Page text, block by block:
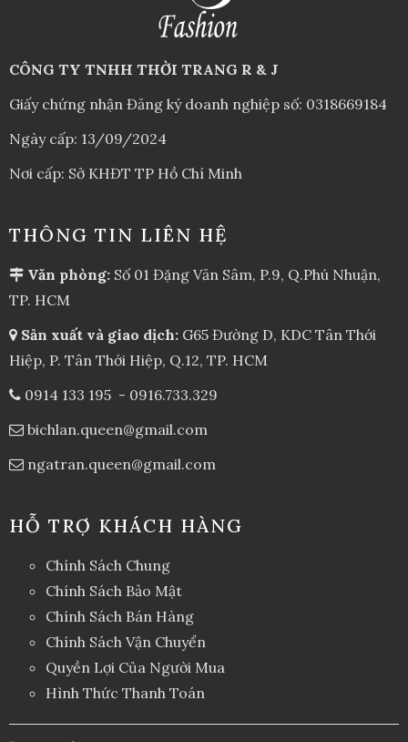
CÔNG TY TNHH THỜI TRANG R & J
Giấy chứng nhận Đăng ký doanh nghiệp số: 0318669184
Ngày cấp: 13/09/2024
Nơi cấp: Sở KHĐT TP Hồ Chí Minh
THÔNG TIN LIÊN HỆ
Văn phòng: Số 01 Đặng Văn Sâm, P.9, Q.Phú Nhuận,
TP. HCM
Sản xuất và giao dịch: G65 Đường D, KDC Tân Thới
Hiệp, P. Tân Thới Hiệp, Q.12, TP. HCM
0914 133 195 - 0916.733.329
bichlan.queen@gmail.com
ngatran.queen@gmail.com
HỖ TRỢ KHÁCH HÀNG
Chính Sách Chung
Chính Sách Bảo Mật
Chính Sách Bán Hàng
Chính Sách Vận Chuyển
Quyền Lợi Của Người Mua
Hình Thức Thanh Toán